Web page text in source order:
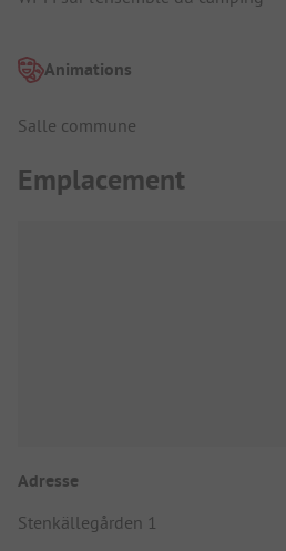
Animations
Salle commune
Emplacement
Adresse
Stenkällegården 1